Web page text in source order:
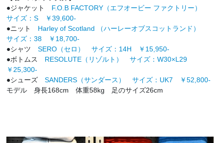
●ジャケット F.O.B FACTORY（エフオービー ファクトリー）
サイズ：S ￥39,600-
●ニット Harley of Scotland （ハーレーオブスコットランド）
サイズ：38 ￥18,700-
●シャツSERO（セロ） サイズ：14H ￥15,950-
●ボトムス RESOLUTE（リゾルト） サイズ：W30×L29
￥25,300-
●シューズSANDERS（サンダース） サイズ：UK7 ￥52,800-
モデル 身長168cm 体重58kg 足のサイズ26cm